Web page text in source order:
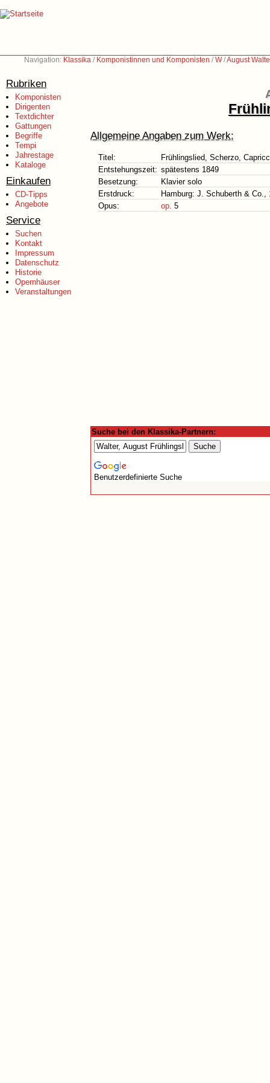
Navigation: Klassika / Komponistinnen und Komponisten /W/August
Rubriken
Komponisten
Dirigenten
Textdichter
Gattungen
Begriffe
Tempi
Jahrestage
Kataloge
Einkaufen
CD-Tipps
Angebote
Service
Suchen
Kontakt
Impressum
Datenschutz
Historie
Opernhäuser
Veranstaltungen
Allgemeine Angaben zum Werk:
Titel:
Frühlingslied, Scherzo,
Entstehungszeit: spätestens 1849
Besetzung:
Klavier solo
Erstdruck:
Hamburg: J. Schuberth & Co.,
Opus:
op. 5
Suche bei den Klassika-Partnern:
Benutzerdefinierte Suche